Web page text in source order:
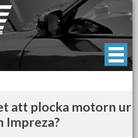
Club
att plocka motorn ur
Impreza?